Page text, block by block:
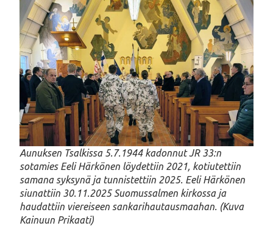
Aunuksen Tsalkissa 5.7.1944 kadonnut JR 33:n
sotamies Eeli Härkönen löydettiin 2021, kotiutettiin
samana syksynä ja tunnistettiin 2025. Eeli Härkönen
siunattiin 30.11.2025 Suomussalmen kirkossa ja
haudattiin viereiseen sankarihautausmaahan. (Kuva
Kainuun Prikaati)